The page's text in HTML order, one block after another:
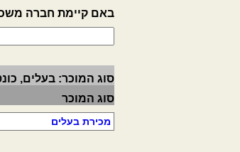
באם קיימת חברה
סוג המוכר: בעלים,
סוג המוכר